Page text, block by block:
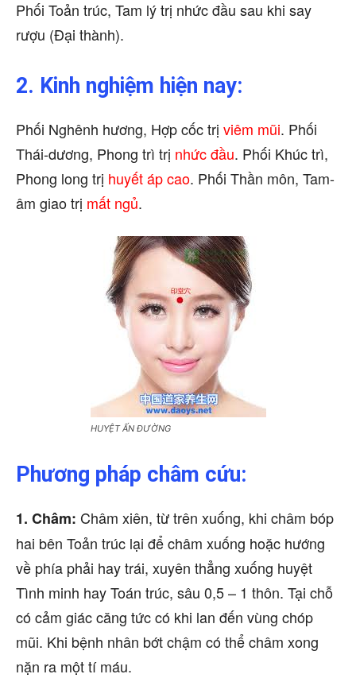
Phối Toản trúc, Tam lý trị nhức đầu sau khi say
rượu (Đại thành).
2. Kinh nghiệm hiện nay:
Phối Nghênh hương, Hợp cốc trị viêm mũi. Phối
Thái-dương, Phong trì trị nhức đầu. Phối Khúc trì,
Phong long trị huyết áp cao. Phối Thần môn, Tam-
âm giao trị mất ngủ.
HUYỆT ẤN ĐƯỜNG
Phương pháp châm cứu:
1. Châm: Châm xiên, từ trên xuống, khi châm bóp
hai bên Toản trúc lại để châm xuống hoặc hướng
về phía phải hay trái, xuyên thẳng xuống huyệt
Tình minh hay Toán trúc, sâu 0,5 – 1 thôn. Tại chỗ
có cảm giác căng tức có khi lan đến vùng chóp
mũi. Khi bệnh nhân bớt chậm có thể châm xong
nặn ra một tí máu.